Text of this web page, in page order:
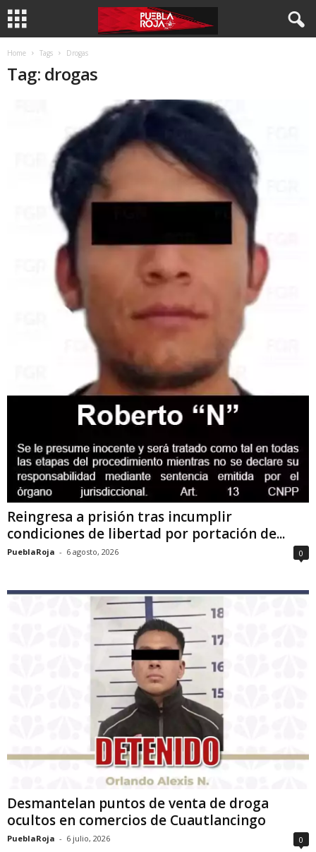
Home Tags Drogas
Tag: drogas
Reingresa a prisión tras incumplir
condiciones de libertad por portación de...
PueblaRoja - 6 agosto, 2026 0
Desmantelan puntos de venta de droga
ocultos en comercios de Cuautlancingo
PueblaRoja - 6 julio, 2026 0